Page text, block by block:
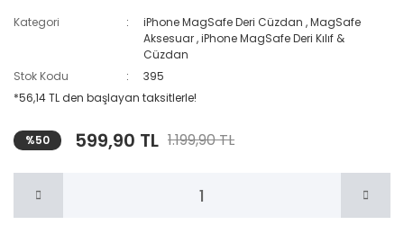
Kategori iPhone MagSafe Deri Cüzdan ,MagSafe
Aksesuar,iPhone MagSafe Deri Kılıf &
Cüzdan
Stok Kodu
395
*56,14 TL den başlayan taksitlerle!
%50 599,90 TL 1.199,90 TL